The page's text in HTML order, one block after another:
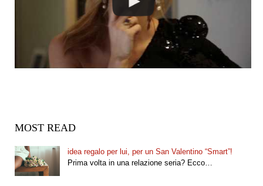
MOST READ
idea regalo per lui, per un San Valentino “Smart”!
Prima volta in una relazione seria? Ecco…